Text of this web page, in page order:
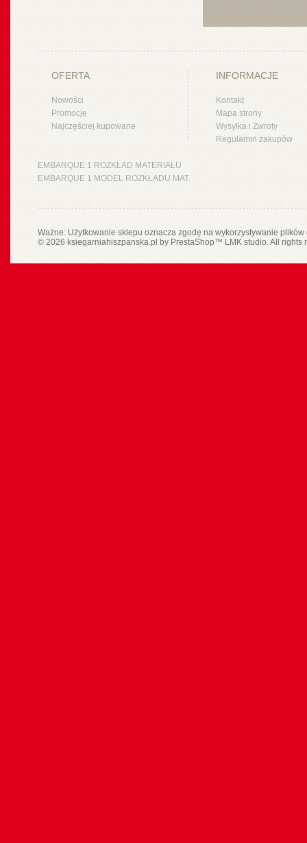
OFERTA
Nowości
Promocje
Najczęściej kupowane
INFORMACJE
Kontakt
Mapa strony
Wysyłka i Zwroty
Regulamin zakupów
EMBARQUE 1 ROZKŁAD MATERIAŁU
EMBARQUE 1 MODEL ROZKŁADU MAT.
Ważne: Użytkowanie sklepu oznacza zgodę na wykorzystywanie
© 2026 ksiegarniahiszpanska.pl by PrestaShop™ LMK studio. All rights